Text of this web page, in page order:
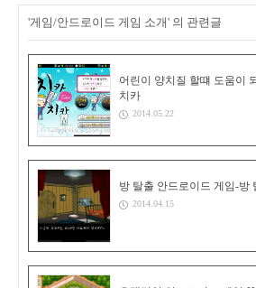
'게임/안드로이드 게임 소개' 의 관련글
어린이 양치질 할떄 도움이
치카
2014.05.22
방 탈출 안드로이드 게임-방
2014.04.15